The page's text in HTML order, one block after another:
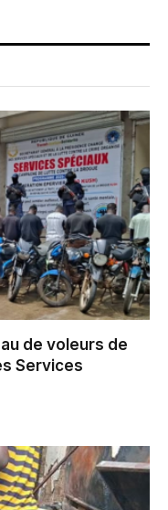
de voleurs de
Services